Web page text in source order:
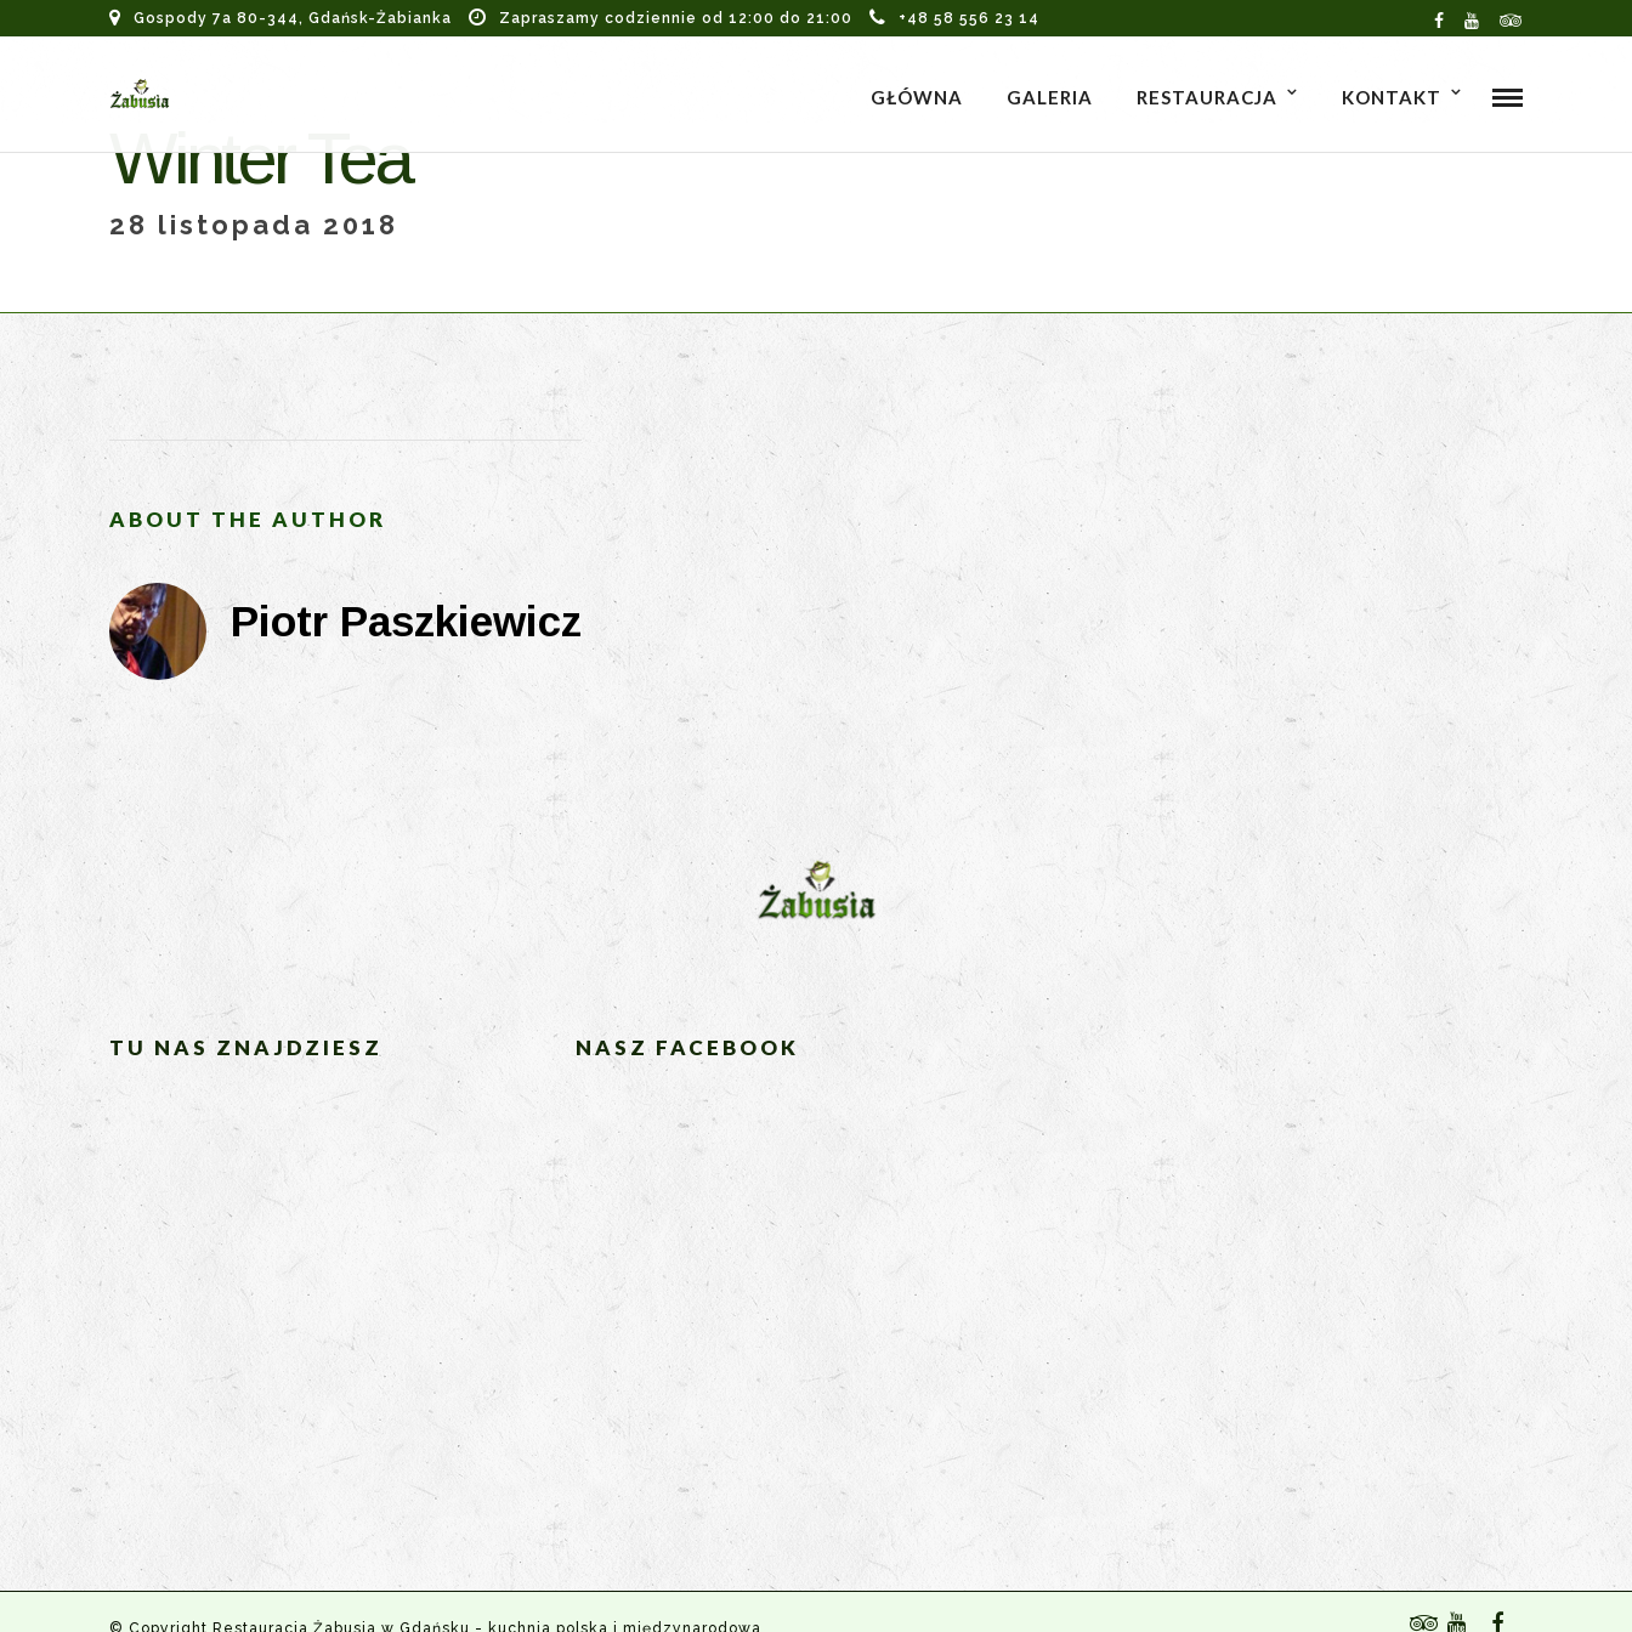
Gospody 7a 80-344, Gdańsk-Żabianka Zapraszamy codziennie od 12:00 do 21:00 +48 58 556 23 14
GŁÓWNA GALERIA RESTAURACJA KONTAKT
Winter Tea
28 listopada 2018
ABOUT THE AUTHOR
Piotr Paszkiewicz
TU NAS ZNAJDZIESZ NASZ FACEBOOK